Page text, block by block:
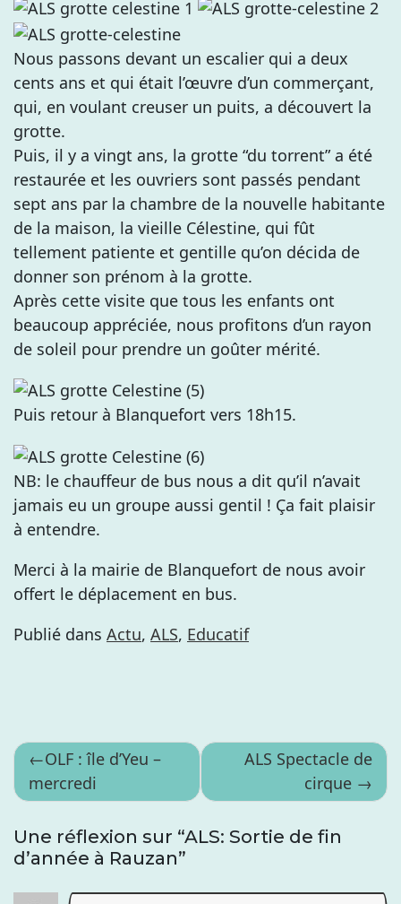
Nous passons devant un escalier qui a deux
cents ans et qui était l’œuvre d’un commerçant,
qui, en voulant creuser un puits, a découvert la
grotte.
Puis, il y a vingt ans, la grotte “du torrent” a été
restaurée et les ouvriers sont passés pendant
sept ans par la chambre de la nouvelle habitante
de la maison, la vieille Célestine, qui fût
tellement patiente et gentille qu’on décida de
donner son prénom à la grotte.
Après cette visite que tous les enfants ont
beaucoup appréciée, nous profitons d’un rayon
de soleil pour prendre un goûter mérité.
Puis retour à Blanquefort vers 18h15.
NB: le chauffeur de bus nous a dit qu’il n’avait
jamais eu un groupe aussi gentil ! Ça fait plaisir
à entendre.
Merci à la mairie de Blanquefort de nous avoir
offert le déplacement en bus.
Publié dans Actu, ALS, Educatif
Navigation
de
l’article
OLF : île d’Yeu –
mercredi
ALS Spectacle de
cirque
Une réflexion sur “ALS: Sortie de fin
d’année à Rauzan”